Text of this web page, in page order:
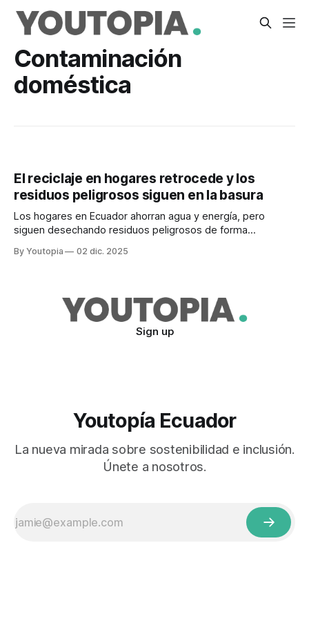
Contaminación
doméstica
El reciclaje en hogares retrocede y los
residuos peligrosos siguen en la basura
Los hogares en Ecuador ahorran agua y energía, pero
siguen desechando residuos peligrosos de forma
By Youtopia 02 dic. 2025
Sign up
Youtopía Ecuador
La nueva mirada sobre sostenibilidad e inclusión.
Únete a nosotros.